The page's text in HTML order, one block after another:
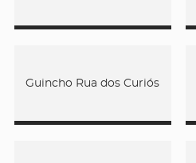
Guincho Rua dos Curiós